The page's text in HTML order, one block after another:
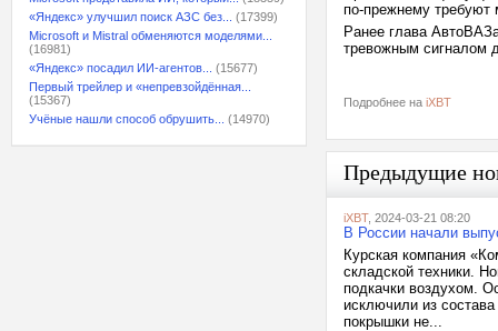
«Яндекс» улучшил поиск АЗС без...
(17399)
Microsoft и Mistral обменяются моделями...
(16981)
«Яндекс» посадил ИИ-агентов...
(15677)
Первый трейлер и «непревзойдённая...
(15367)
Учёные нашли способ обрушить...
(14970)
по-прежнему требуют
Ранее глава
тревожным сигналом
Подробнее на iXBT
Предыдущие
iXBT, 2024-03-21 08:20
В России начали
Курская компания
складской техники.
подкачки воздухом.
исключили из
покрышки не...